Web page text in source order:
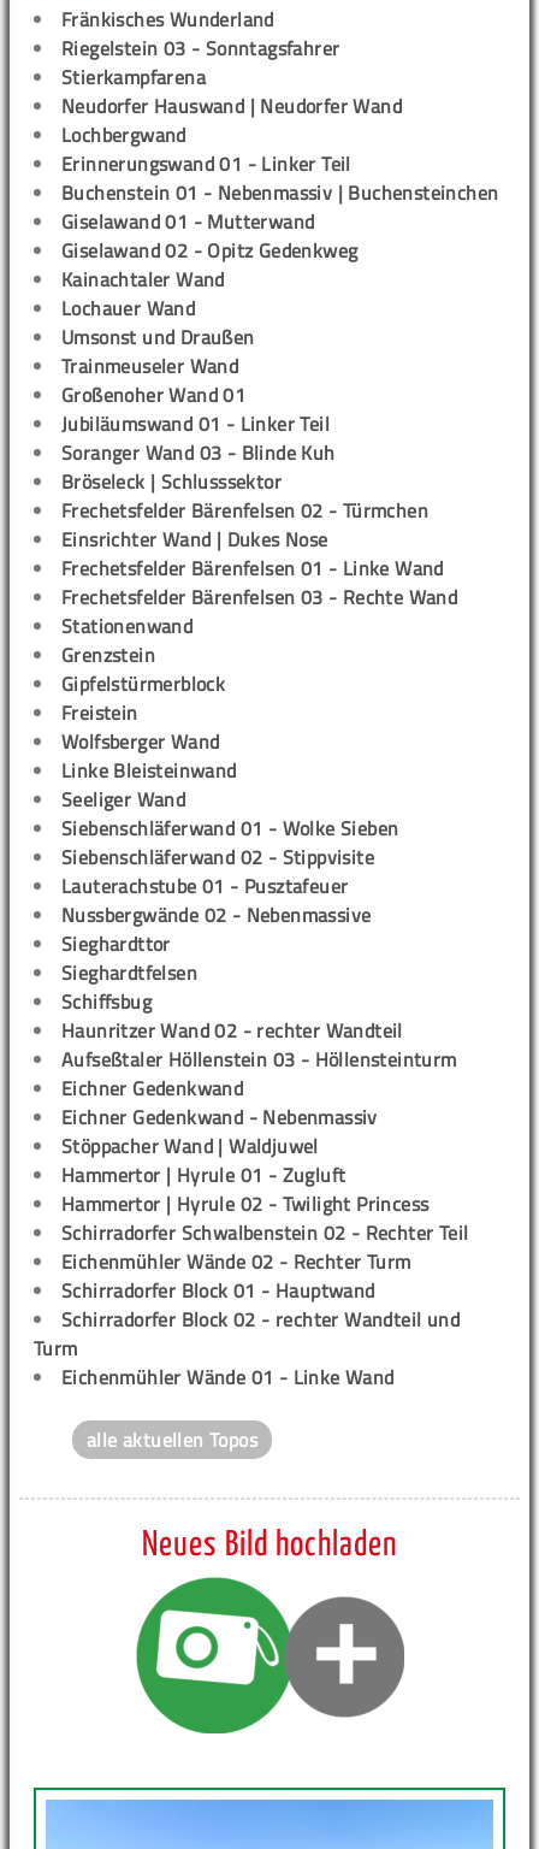
Fränkisches Wunderland
Riegelstein 03 - Sonntagsfahrer
Stierkampfarena
Neudorfer Hauswand | Neudorfer Wand
Lochbergwand
Erinnerungswand 01 - Linker Teil
Buchenstein 01 - Nebenmassiv | Buchensteinchen
Giselawand 01 - Mutterwand
Giselawand 02 - Opitz Gedenkweg
Kainachtaler Wand
Lochauer Wand
Umsonst und Draußen
Trainmeuseler Wand
Großenoher Wand 01
Jubiläumswand 01 - Linker Teil
Soranger Wand 03 - Blinde Kuh
Bröseleck | Schlusssektor
Frechetsfelder Bärenfelsen 02 - Türmchen
Einsrichter Wand | Dukes Nose
Frechetsfelder Bärenfelsen 01 - Linke Wand
Frechetsfelder Bärenfelsen 03 - Rechte Wand
Stationenwand
Grenzstein
Gipfelstürmerblock
Freistein
Wolfsberger Wand
Linke Bleisteinwand
Seeliger Wand
Siebenschläferwand 01 - Wolke Sieben
Siebenschläferwand 02 - Stippvisite
Lauterachstube 01 - Pusztafeuer
Nussbergwände 02 - Nebenmassive
Sieghardttor
Sieghardtfelsen
Schiffsbug
Haunritzer Wand 02 - rechter Wandteil
Aufseßtaler Höllenstein 03 - Höllensteinturm
Eichner Gedenkwand
Eichner Gedenkwand - Nebenmassiv
Stöppacher Wand | Waldjuwel
Hammertor | Hyrule 01 - Zugluft
Hammertor | Hyrule 02 - Twilight Princess
Schirradorfer Schwalbenstein 02 - Rechter Teil
Eichenmühler Wände 02 - Rechter Turm
Schirradorfer Block 01 - Hauptwand
Schirradorfer Block 02 - rechter Wandteil und
Turm
Eichenmühler Wände 01 - Linke Wand
alle aktuellen Topos
Neues Bild hochladen